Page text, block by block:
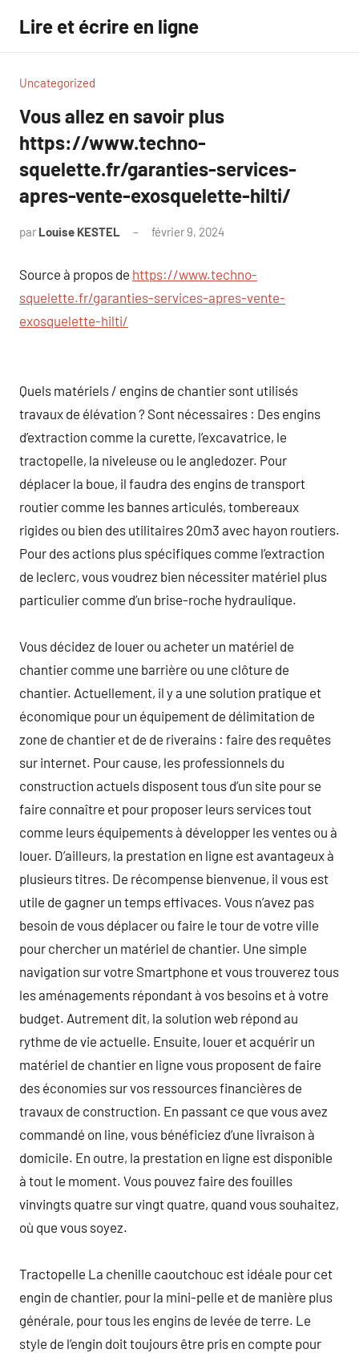
contenu
Lire et écrire en ligne
Uncategorized
Vous allez en savoir plus
https://www.techno-
squelette.fr/garanties-services-
apres-vente-exosquelette-hilti/
par Louise KESTEL février 9, 2024
Source à propos de https://www.techno-
squelette.fr/garanties-services-apres-vente-
exosquelette-hilti/
Quels matériels / engins de chantier sont utilisés
travaux de élévation ? Sont nécessaires : Des engins
d’extraction comme la curette, l’excavatrice, le
tractopelle, la niveleuse ou le angledozer. Pour
déplacer la boue, il faudra des engins de transport
routier comme les bannes articulés, tombereaux
rigides ou bien des utilitaires 20m3 avec hayon routiers.
Pour des actions plus spécifiques comme l’extraction
de leclerc, vous voudrez bien nécessiter matériel plus
particulier comme d’un brise-roche hydraulique.
Vous décidez de louer ou acheter un matériel de
chantier comme une barrière ou une clôture de
chantier. Actuellement, il y a une solution pratique et
économique pour un équipement de délimitation de
zone de chantier et de de riverains : faire des requêtes
sur internet. Pour cause, les professionnels du
construction actuels disposent tous d’un site pour se
faire connaître et pour proposer leurs services tout
comme leurs équipements à développer les ventes ou à
louer. D’ailleurs, la prestation en ligne est avantageux à
plusieurs titres. De récompense bienvenue, il vous est
utile de gagner un temps effivaces. Vous n’avez pas
besoin de vous déplacer ou faire le tour de votre ville
pour chercher un matériel de chantier. Une simple
navigation sur votre Smartphone et vous trouverez tous
les aménagements répondant à vos besoins et à votre
budget. Autrement dit, la solution web répond au
rythme de vie actuelle. Ensuite, louer et acquérir un
matériel de chantier en ligne vous proposent de faire
des économies sur vos ressources financières de
travaux de construction. En passant ce que vous avez
commandé on line, vous bénéficiez d’une livraison à
domicile. En outre, la prestation en ligne est disponible
à tout le moment. Vous pouvez faire des fouilles
vinvingts quatre sur vingt quatre, quand vous souhaitez,
où que vous soyez.
Tractopelle La chenille caoutchouc est idéale pour cet
engin de chantier, pour la mini-pelle et de manière plus
générale, pour tous les engins de levée de terre. Le
style de l’engin doit toujours être pris en compte pour